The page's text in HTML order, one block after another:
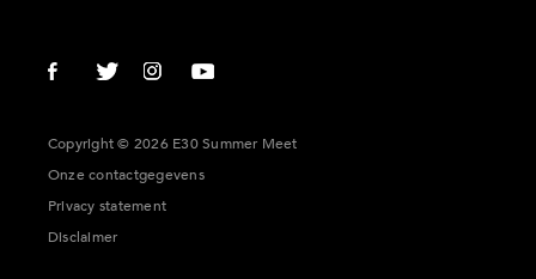
Copyright © 2026 E30 Summer Meet
Onze contactgegevens
Privacy statement
Disclaimer